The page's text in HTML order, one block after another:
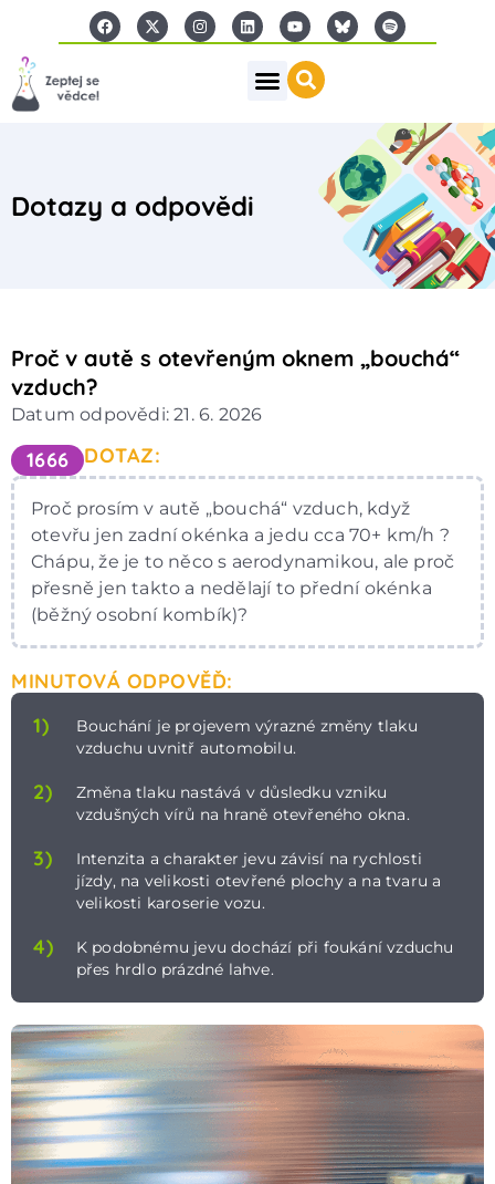
Dotazy a odpovědi
Proč v autě s otevřeným oknem „bouchá“
vzduch?
Datum odpovědi: 21. 6. 2026
1666 DOTAZ:
Proč prosím v autě „bouchá“ vzduch, když
otevřu jen zadní okénka a jedu cca 70+ km/h ?
Chápu, že je to něco s aerodynamikou, ale proč
přesně jen takto a nedělají to přední okénka
(běžný osobní kombík)?
MINUTOVÁ ODPOVĚĎ:
1)
Bouchání je projevem výrazné změny tlaku
vzduchu uvnitř automobilu.
2)
Změna tlaku nastává v důsledku vzniku
vzdušných vírů na hraně otevřeného okna.
3)
Intenzita a charakter jevu závisí na rychlosti
jízdy, na velikosti otevřené plochy a na tvaru a
velikosti karoserie vozu.
4)
K podobnému jevu dochází při foukání vzduchu
přes hrdlo prázdné lahve.